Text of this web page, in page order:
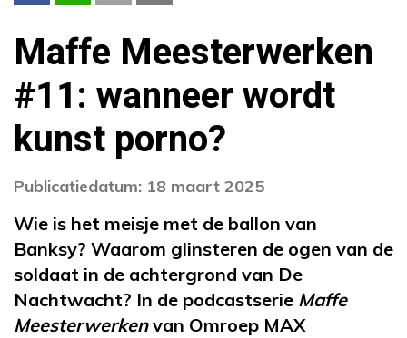
Maffe Meesterwerken
#11: wanneer wordt
kunst porno?
Publicatiedatum: 18 maart 2025
Wie is het meisje met de ballon van
Banksy? Waarom glinsteren de ogen van de
soldaat in de achtergrond van De
Nachtwacht? In de podcastserie Maffe
Meesterwerkenvan Omroep MAX